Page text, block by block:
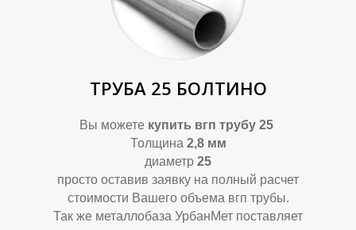
О
ТРУБА 25 БОЛТИНО
Вы можете купить вгп трубу 25
Толщина 2,8 мм
диаметр 25
просто оставив заявку на полный расчет
стоимости Вашего объема вгп трубы.
Так же металлобаза УрбанМет поставляет
О